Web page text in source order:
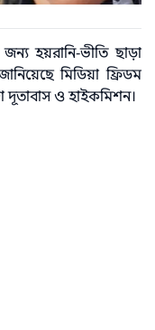
হয়রানি-ভীতি ছাড়া
মিডিয়া ফ্রিডম
ও হাইকমিশন।